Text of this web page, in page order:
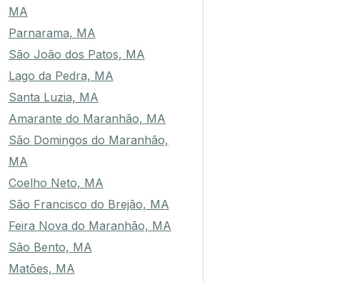
MA
Parnarama, MA
São João dos Patos, MA
Lago da Pedra, MA
Santa Luzia, MA
Amarante do Maranhão, MA
São Domingos do Maranhão,
MA
Coelho Neto, MA
São Francisco do Brejão, MA
Feira Nova do Maranhão, MA
São Bento, MA
Matões, MA